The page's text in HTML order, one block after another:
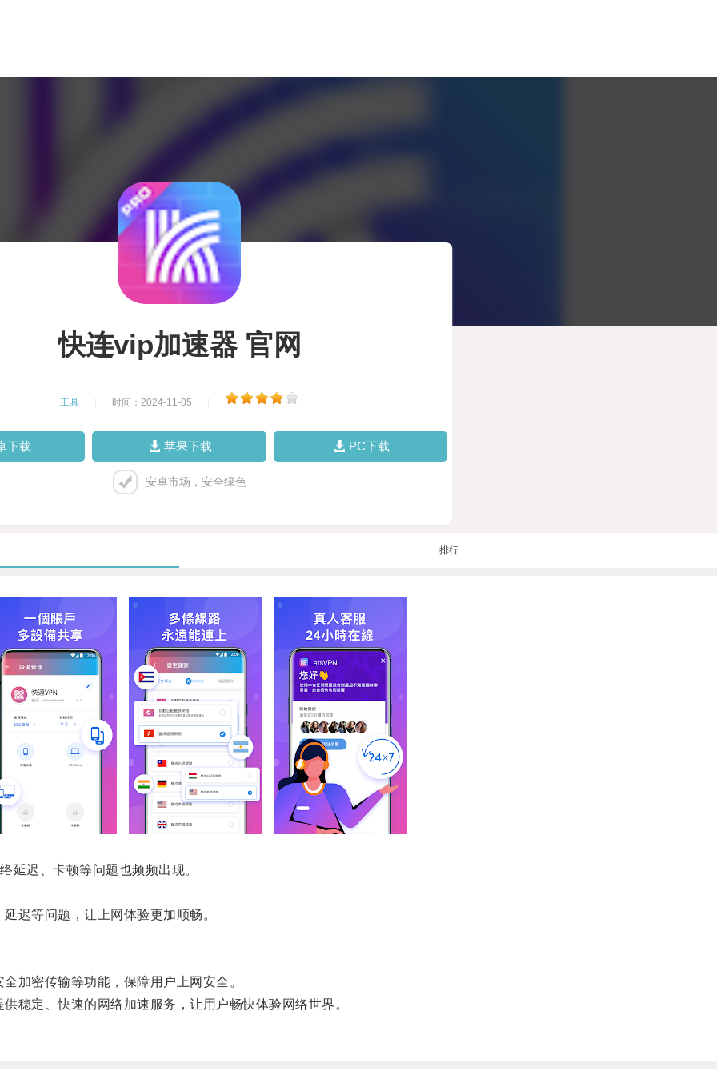
快连vip加速器 官网
工具 时间：2024-11-05
下载 苹果下载 PC下载
安卓市场，安全绿色
排行
迟、卡顿等问题也频频出现。
等问题，让上网体验更加顺畅。
密传输等功能，保障用户上网安全。
定、快速的网络加速服务，让用户畅快体验网络世界。